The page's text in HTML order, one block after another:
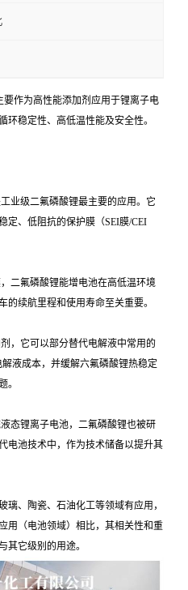
要作为高性能添加剂应用于锂离子电
环稳定性、高低温性能及安全性。
业级二氟磷酸锂最主要的应用。它
定、低阻抗的保护膜（SEI膜/CEI
二氟磷酸锂能增电池在高低温环境
的续航里程和使用寿命至关重要。
，它可以部分替代电解液中常用的
液成本，并缓解六氟磷酸锂热稳定
。
态锂离子电池，二氟磷酸锂也被研
电池技术中，作为技术储备以提升其
璃、陶瓷、石油化工等领域有应用，
用（电池领域）相比，其相关性和重
其它级别的用途。